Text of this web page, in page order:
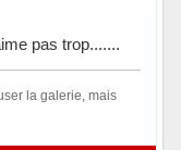
pas trop.......
la galerie, mais